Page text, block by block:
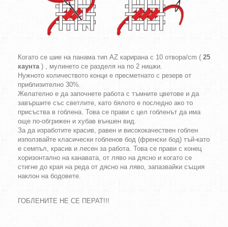
Когато се шие на панама тип AZ карирана с 10 отвора/cm ( 25
каунта) , мулинето се разделя на по 2 нишки.
Нужното количеството конци е пресметнато с резерв от
приблизително 30%.
Желателно е да започнете работа с тъмните цветове и да
завършите със светлите, като бялото е последно ако то
присъства в гоблена. Това се прави с цел гобленът да има
още по-обгрижен и хубав външен вид.
За да изработите красив, равен и висококачествен гоблен
използвайте класически гобленов бод (френски бод) тъй-като
е семпъл, красив и лесен за работа. Това се прави с конец
хоризонтално на канавата, от ляво на дясно и когато се
стигне до края на реда от дясно на ляво, запазвайки същия
наклон на бодовете.
ГОБЛЕНИТЕ НЕ СЕ ПЕРАТ!!!